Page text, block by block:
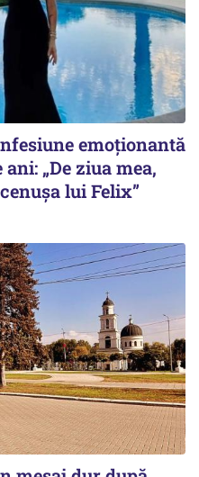
emoționantă
„De ziua mea,
lui Felix”